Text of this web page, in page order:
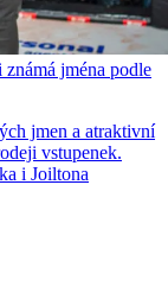
jména podle
jmen a atraktivní
vstupenek.
i Joiltona